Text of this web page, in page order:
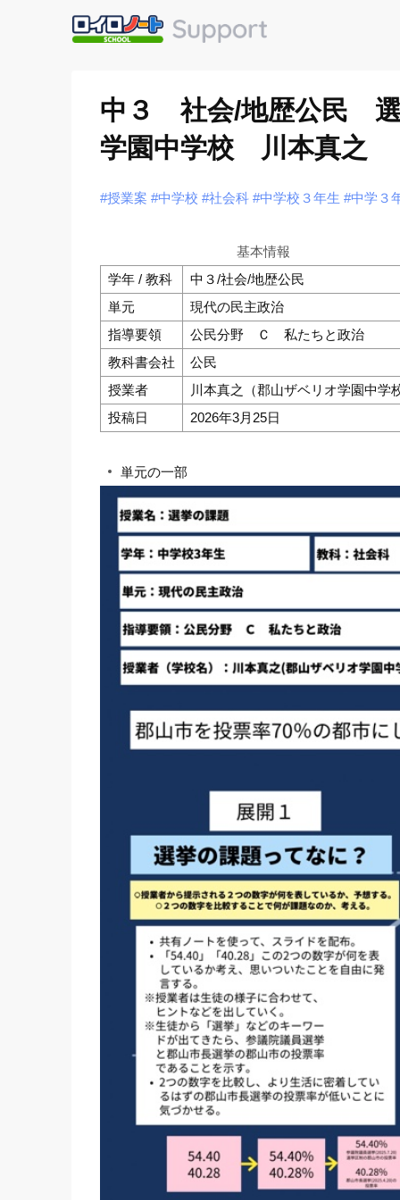
中３ 社会/地歴公民
学園中学校 川本真之
#授業案 #中学校 #社会科 #中学校３年生 #中学３
基本情報
学年 / 教科
中３/社会/地歴公民
単元
現代の民主政治
指導要領
公民分野 Ｃ 私たちと政治
教科書会社
公民
授業者
川本真之（郡山ザベリオ学園中学
投稿日
2026年3月25日
単元の一部